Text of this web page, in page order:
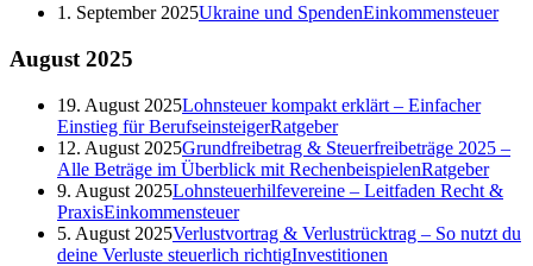
1. September 2025Ukraine und SpendenEinkommensteuer
August 2025
19. August 2025Lohnsteuer kompakt erklärt – Einfacher
Einstieg für BerufseinsteigerRatgeber
12. August 2025Grundfreibetrag & Steuerfreibeträge 2025 –
Alle Beträge im Überblick mit RechenbeispielenRatgeber
9. August 2025Lohnsteuerhilfevereine – Leitfaden Recht &
PraxisEinkommensteuer
5. August 2025Verlustvortrag & Verlustrücktrag – So nutzt du
deine Verluste steuerlich richtigInvestitionen